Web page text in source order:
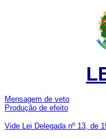
Mensagem de veto
Produção de efeito
Vide Lei Delegada nº 13, de